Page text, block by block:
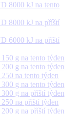
8000 kJ na tento
8000 kJ na příští
6000 kJ na příští
g na tento týden
g na tento týden
na tento týden
g na tento týden
g na příští týden
na příští týden
g na příští týden